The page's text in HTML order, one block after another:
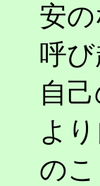
安
呼
自
よ
の